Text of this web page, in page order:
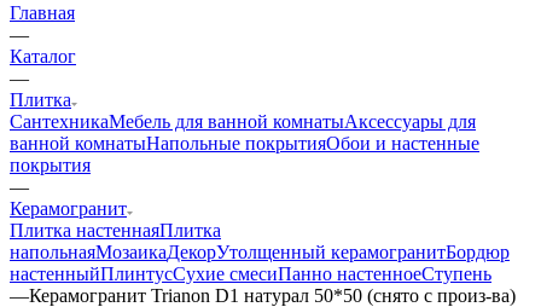
Главная
—
Каталог
—
Плитка
СантехникаМебель для ванной комнатыАксессуары для
ванной комнатыНапольные покрытияОбои и настенные
покрытия
—
Керамогранит
Плитка настеннаяПлитка
напольнаяМозаикаДекорУтолщенный керамогранитБордюр
настенныйПлинтусСухие смесиПанно настенноеСтупень
—Керамогранит Trianon D1 натурал 50*50 (снято с произ-ва)